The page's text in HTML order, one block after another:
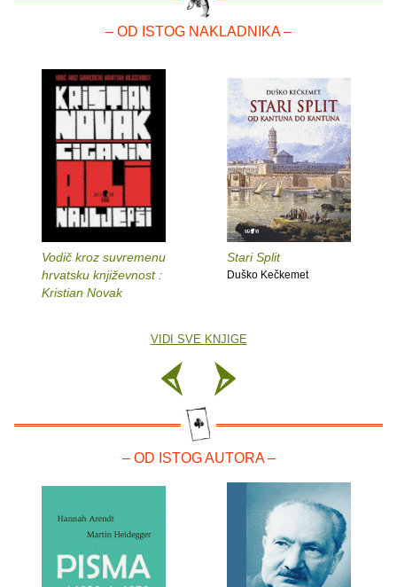
– OD ISTOG NAKLADNIKA –
Vodič kroz suvremenu
hrvatsku književnost :
Kristian Novak
Stari Split
Duško Kečkemet
VIDI SVE KNJIGE
– OD ISTOG AUTORA –